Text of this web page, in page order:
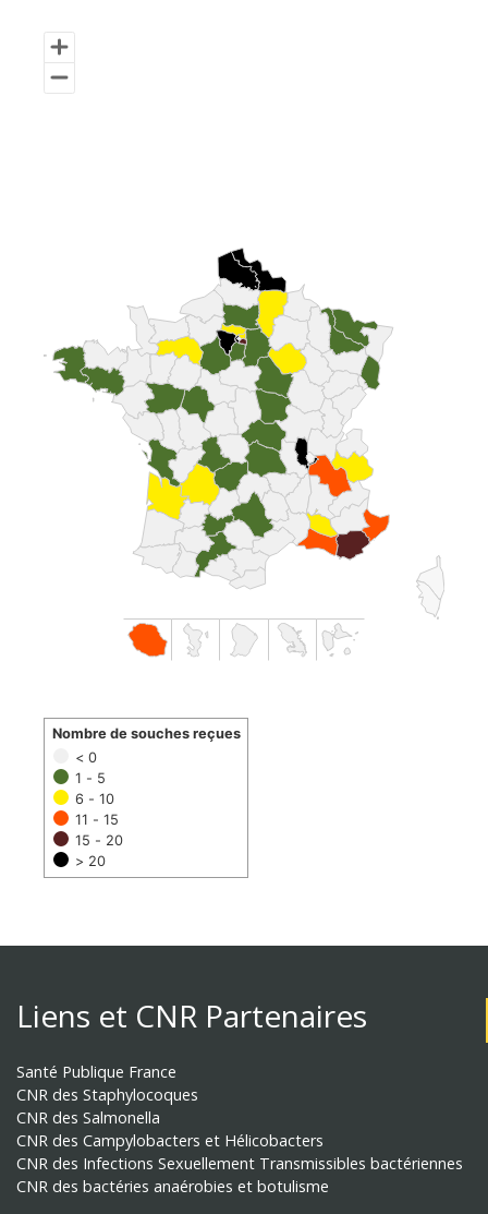
< 0
1 - 5
6 - 10
11 - 15
15 - 20
> 20
Nombre de souches reçues
Liens et CNR Partenaires
Santé Publique France
CNR des Staphylocoques
CNR des Salmonella
CNR des Campylobacters et Hélicobacters
CNR des Infections Sexuellement Transmissibles bactériennes
CNR des bactéries anaérobies et botulisme